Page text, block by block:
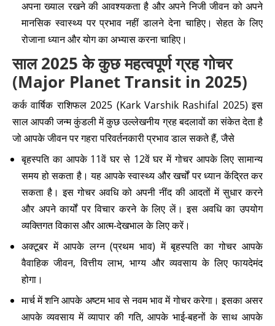
अपना ख्याल रखने की आवश्यकता है और अपने निजी जीवन को अपने
मानसिक स्वास्थ्य पर प्रभाव नहीं डालने देना चाहिए। सेहत के लिए
रोजाना ध्यान और योग का अभ्यास करना चाहिए।
साल 2025 के कुछ महत्वपूर्ण ग्रह गोचर
(Major Planet Transit in 2025)
कर्क वार्षिक राशिफल 2025 (Kark Varshik Rashifal 2025) इस
साल आपकी जन्म कुंडली में कुछ उल्लेखनीय ग्रह बदलावों का संकेत देता है
जो आपके जीवन पर गहरा परिवर्तनकारी प्रभाव डाल सकते हैं, जैसे
बृहस्पति का आपके 11वें घर से 12वें घर में गोचर आपके लिए सामान्य
समय हो सकता है। यह आपके स्वास्थ्य और खर्चों पर ध्यान केंद्रित कर
सकता है। इस गोचर अवधि को अपनी नींद की आदतों में सुधार करने
और अपने कार्यों पर विचार करने के लिए लें। इस अवधि का उपयोग
व्यक्तिगत विकास और आत्म-देखभाल के लिए करें।
अक्टूबर में आपके लग्न (प्रथम भाव) में बृहस्पति का गोचर आपके
वैवाहिक जीवन, वित्तीय लाभ, भाग्य और व्यवसाय के लिए फायदेमंद
होगा।
मार्च में शनि आपके अष्टम भाव से नवम भाव में गोचर करेगा। इसका असर
आपके व्यवसाय में व्यापार की गति, आपके भाई-बहनों के साथ आपके